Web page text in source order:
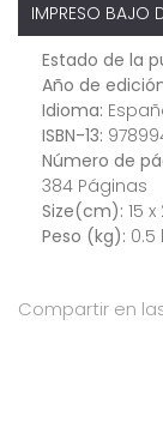
IMPRESO BAJO
Estado de la
Año de
Idioma:
ISBN-13:
Número de
384 Páginas
Size(cm): 15 x
Peso (kg): 0.5
Compartir en